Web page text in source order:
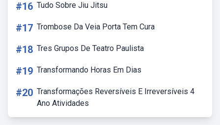
#16 Tudo Sobre Jiu Jitsu
#17 Trombose Da Veia Porta Tem Cura
#18 Tres Grupos De Teatro Paulista
#19 Transformando Horas Em Dias
#20 Transformações Reversíveis E Irreversíveis 4
Ano Atividades